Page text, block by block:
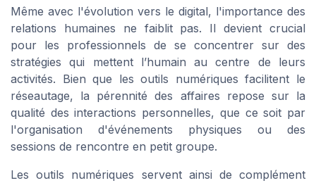
Même avec l'évolution vers le digital, l'importance des
relations humaines ne faiblit pas. Il devient crucial
pour les professionnels de se concentrer sur des
stratégies qui mettent l’humain au centre de leurs
activités. Bien que les outils numériques facilitent le
réseautage, la pérennité des affaires repose sur la
qualité des interactions personnelles, que ce soit par
l'organisation d'événements physiques ou des
sessions de rencontre en petit groupe.
Les outils numériques servent ainsi de complément